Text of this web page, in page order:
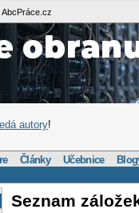
AbcPráce.cz
autory!
Články Učebnice
Seznam